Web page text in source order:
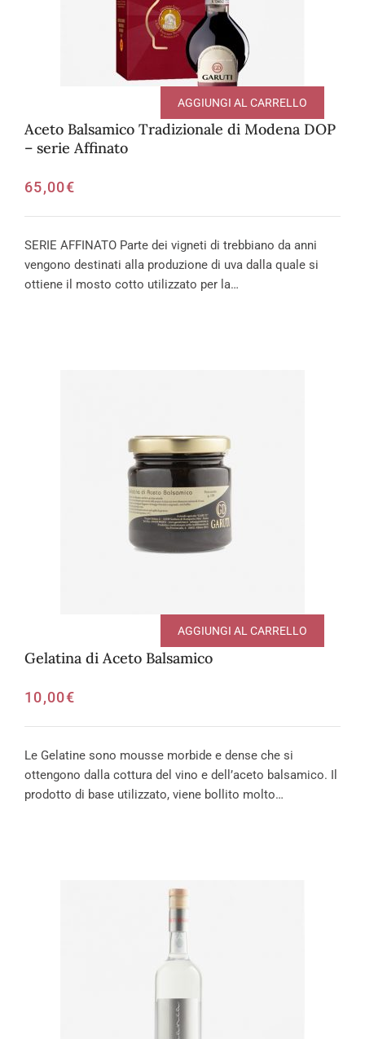
Aceto Balsamico Tradizionale di Modena DOP
– serie Affinato
65,00€
AGGIUNGI AL CARRELLO
SERIE AFFINATO Parte dei vigneti di trebbiano da anni
vengono destinati alla produzione di uva dalla quale si
ottiene il mosto cotto utilizzato per la…
Gelatina di Aceto Balsamico
10,00€
AGGIUNGI AL CARRELLO
Le Gelatine sono mousse morbide e dense che si
ottengono dalla cottura del vino e dell’aceto balsamico. Il
prodotto di base utilizzato, viene bollito molto…